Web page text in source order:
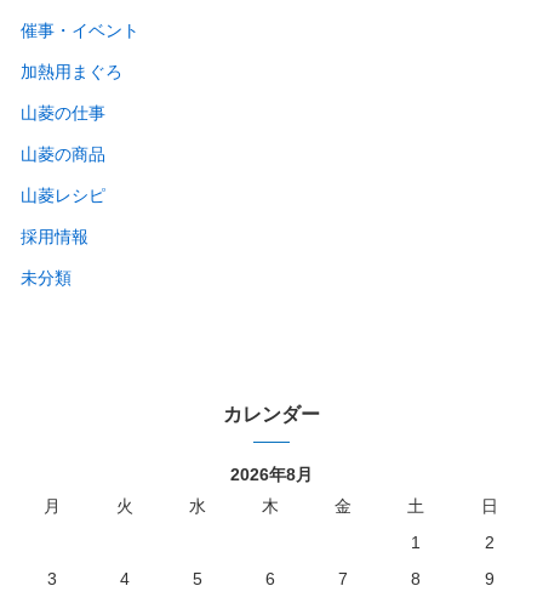
催事・イベント
加熱用まぐろ
山菱の仕事
山菱の商品
山菱レシピ
採用情報
未分類
カレンダー
2026年8月
月
火 水 木 金 土
日
1
2
3
4 5 6 7 8
9